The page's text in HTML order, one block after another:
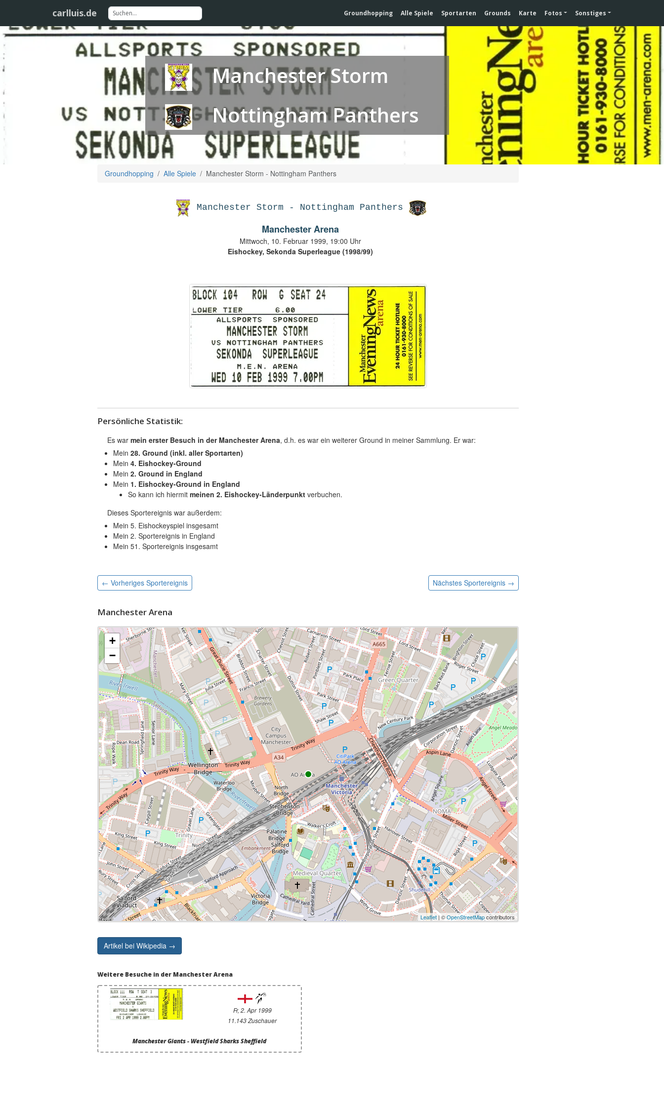
carlluis.de Groundhopping Alle Spiele Sportarten Grounds Karte Fotos Sonstiges
Manchester Storm
Nottingham Panthers
Groundhopping Alle Spiele Manchester Storm - Nottingham Panthers
Manchester Storm - Nottingham Panthers
Manchester Arena
Mittwoch, 10. Februar 1999, 19:00 Uhr
Eishockey, Sekonda Superleague (1998/99)
Persönliche Statistik:
Es war mein erster Besuch in der Manchester Arena, d.h. es war ein weiterer Ground in meiner Sammlung. Er war:
Mein 28. Ground (inkl. aller Sportarten)
Mein 4. Eishockey-Ground
Mein 2. Ground in England
Mein 1. Eishockey-Ground in England
So kann ich hiermit meinen 2. Eishockey-Länderpunktverbuchen.
Dieses Sportereignis war außerdem:
Mein 5. Eishockeyspiel insgesamt
Mein 2. Sportereignis in England
Mein 51. Sportereignis insgesamt
← Vorheriges Sportereignis Nächstes Sportereignis →
Manchester Arena
+
−
Leaflet| ©OpenStreetMapcontributors
Artikel bei Wikipedia →
Weitere Besuche in der Manchester Arena
Fr, 2. Apr 1999
11.143 Zuschauer
Manchester Giants - Westfield Sharks Sheffield